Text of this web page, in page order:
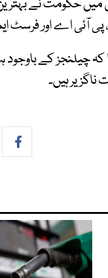
آئی اے اور فرسٹ
کہ چیلنجز کے
ہیں۔